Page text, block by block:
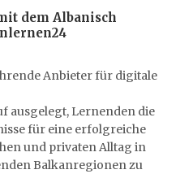
dem Albanisch
Anbieter für digitale
ausgelegt, Lernenden die
für eine erfolgreiche
und privaten Alltag in
Balkanregionen zu